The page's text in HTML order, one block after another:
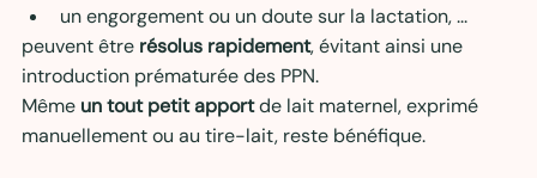
un engorgement ou un doute sur la lactation, ...
peuvent être résolus rapidement, évitant ainsi une
introduction prématurée des PPN.
Même un tout petit apport de lait maternel, exprimé
manuellement ou au tire-lait, reste bénéfique.